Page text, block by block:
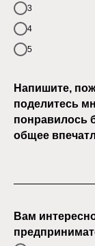
3
4
5
Напишите,
поделитесь
понравилось
общее
Вам